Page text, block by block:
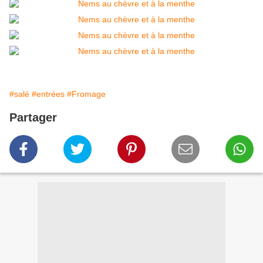
#salé #entrées #Fromage
Partager